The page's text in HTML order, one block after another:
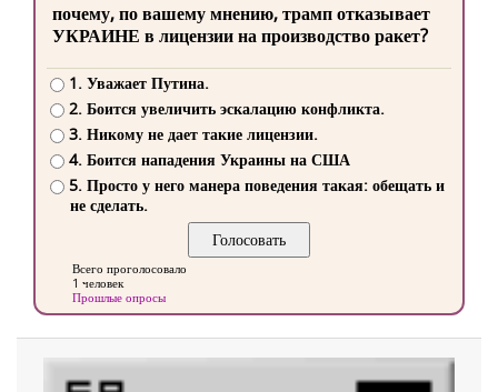
почему, по вашему мнению, трамп отказывает
УКРАИНЕ в лицензии на производство ракет?
1. Уважает Путина.
2. Боится увеличить эскалацию конфликта.
3. Никому не дает такие лицензии.
4. Боится нападения Украины на США
5. Просто у него манера поведения такая: обещать и
не сделать.
Всего проголосовало
1 человек
Прошлые опросы